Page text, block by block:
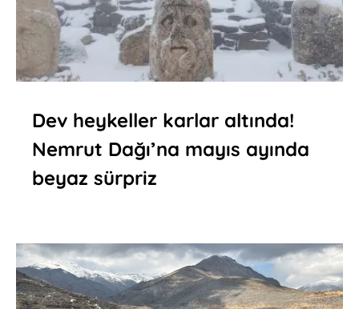
Dev heykeller karlar altında!
Nemrut Dağı’na mayıs ayında
beyaz sürpriz